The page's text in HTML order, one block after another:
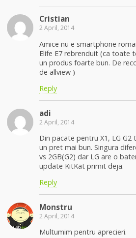
Cristian
2 April, 2014
Amice nu e smartphone
Elife E7 rebrenduit (ca toate
un produs foarte bun. De
de allview )
Reply
adi
2 April, 2014
Din pacate pentru X1, LG G2
un pret mai bun. Singura
vs 2GB(G2) dar LG are o
update KitKat primit deja.
Reply
Monstru
2 April, 2014
Multumim pentru aprecieri.